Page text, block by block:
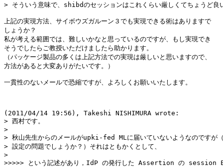
> そういう意味で、shibdのセッションはこれくらい厳しくてちょうど良
上記の実現方法、サイボウズガルーン３でも実現できる術はありますで
しょうか？
私が考える範囲では、難しいかなと思っているのですが、もし実現でき
そうでしたらご教授いただけましたら助かります。
（パッケージ製品の多くは上記方法での実現は厳しいと思いますので、
方法があると大変ありがたいです。）
一貫性のないメールで恐縮ですが、よろしくお願いいたします。
(2011/04/14 19:56), Takeshi NISHIMURA wrote:
> 西村です。
>
> 秋山先生からのメールがupki-fed MLに届いていないようなのですが
> 設定の問題でしょうか？）それはともかくとして、
>
>>>>> という記述があり，IdP の発行した Assertion の